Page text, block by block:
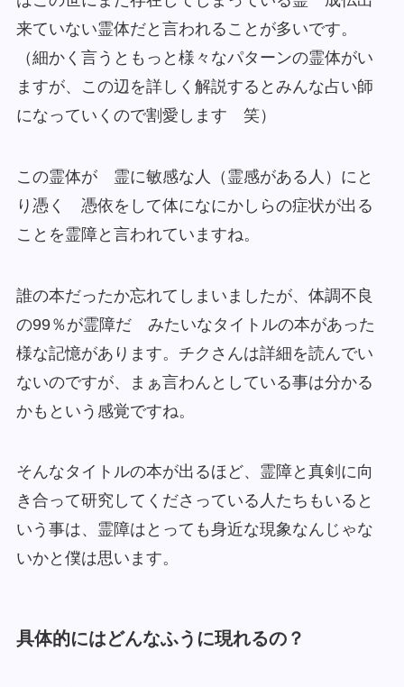
来ていない霊体だと言われることが多いです。
（細かく言うともっと様々なパターンの霊体がい
ますが、この辺を詳しく解説するとみんな占い師
になっていくので割愛します 笑）
この霊体が 霊に敏感な人（霊感がある人）にと
り憑く 憑依をして体になにかしらの症状が出る
ことを霊障と言われていますね。
誰の本だったか忘れてしまいましたが、体調不良
の99％が霊障だ みたいなタイトルの本があった
様な記憶があります。チクさんは詳細を読んでい
ないのですが、まぁ言わんとしている事は分かる
かもという感覚ですね。
そんなタイトルの本が出るほど、霊障と真剣に向
き合って研究してくださっている人たちもいると
いう事は、霊障はとっても身近な現象なんじゃな
いかと僕は思います。
具体的にはどんなふうに現れるの？